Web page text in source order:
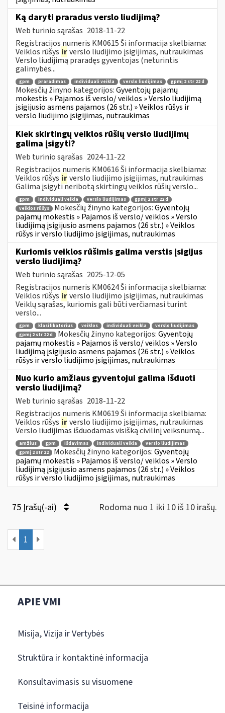
Ką daryti praradus verslo liudijimą?
Web turinio sąrašas 2018-11-22
Registracijos numeris KM0615 Ši informacija skelbiama:
Veiklos rūšys irverslo liudijimo įsigijimas, nutraukimas
Verslo liudijimą praradęs gyventojas (neturintis
galimybės...
gpm praradimas individuali veikla verslo liudijimas gpmį 2 str 22 d
Mokesčių žinyno kategorijos:Gyventojų pajamų
mokestis » Pajamos iš verslo/ veiklos » Verslo liudijimą
įsigijusio asmens pajamos (26 str.) » Veiklos rūšys ir
verslo liudijimo įsigijimas, nutraukimas
Kiek skirtingų veiklos rūšių verslo liudijimų
galima įsigyti?
Web turinio sąrašas 2024-11-22
Registracijos numeris KM0616 Ši informacija skelbiama:
Veiklos rūšys irverslo liudijimo įsigijimas, nutraukimas
Galima įsigyti neribotą skirtingų veiklos rūšių verslo...
gpm individuali veikla verslo liudijimas
gpmį 2 str 22 d
veiklos rūšys
Mokesčių žinyno kategorijos:Gyventojų
pajamų mokestis » Pajamos iš verslo/ veiklos » Verslo
liudijimą įsigijusio asmens pajamos (26 str.) » Veiklos
rūšys ir verslo liudijimo įsigijimas, nutraukimas
Kuriomis veiklos rūšimis galima verstis įsigijus
verslo liudijimą?
Web turinio sąrašas 2025-12-05
Registracijos numeris KM0624 Ši informacija skelbiama:
Veiklos rūšys irverslo liudijimo įsigijimas, nutraukimas
Veiklų sąrašas, kuriomis gali būti verčiamasi turint
verslo...
gpm klasifikatorius veiklos individuali veikla
verslo liudijimas
gpmį 2 str 22 d
Mokesčių žinyno kategorijos:Gyventojų
pajamų mokestis » Pajamos iš verslo/ veiklos » Verslo
liudijimą įsigijusio asmens pajamos (26 str.) » Veiklos
rūšys ir verslo liudijimo įsigijimas, nutraukimas
Nuo kurio amžiaus gyventojui galima išduoti
verslo liudijimą?
Web turinio sąrašas 2018-11-22
Registracijos numeris KM0619 Ši informacija skelbiama:
Veiklos rūšys irverslo liudijimo įsigijimas, nutraukimas
Verslo liudijimas išduodamas visišką civilinį veiksnumą...
amžius gpm išdavimas individuali veikla
verslo liudijimas
gpmį 2 str 22
Mokesčių žinyno kategorijos:Gyventojų
pajamų mokestis » Pajamos iš verslo/ veiklos » Verslo
liudijimą įsigijusio asmens pajamos (26 str.) » Veiklos
rūšys ir verslo liudijimo įsigijimas, nutraukimas
75 Įrašų(-ai) Rodoma nuo 1 iki 10 iš 10 irašų.
1
APIE VMI
Misija, Vizija ir Vertybės
Struktūra ir kontaktinė informacija
Konsultavimasis su visuomene
Teisinė informacija